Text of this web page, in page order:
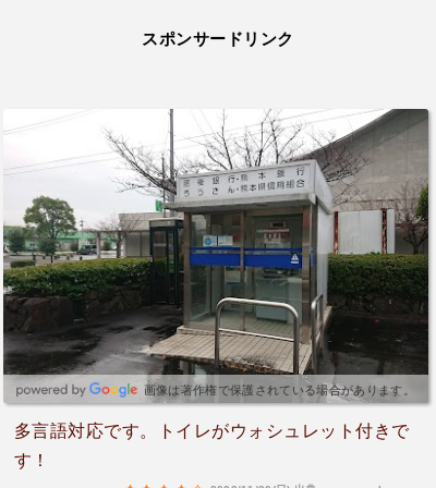
スポンサードリンク
画像は著作権で保護されている場合があります。
多言語対応です。トイレがウォシュレット付きで
す！